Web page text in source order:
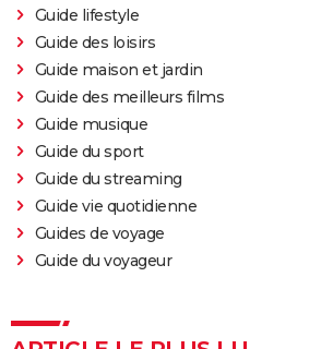
Guide lifestyle
Guide des loisirs
Guide maison et jardin
Guide des meilleurs films
Guide musique
Guide du sport
Guide du streaming
Guide vie quotidienne
Guides de voyage
Guide du voyageur